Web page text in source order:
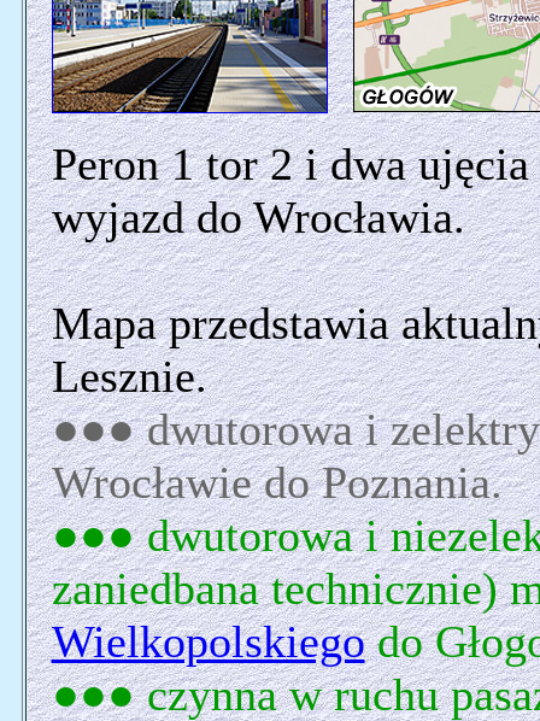
Peron 1 tor 2 i dwa
wyjazd do Wrocławia.
Mapa przedstawia
Lesznie.
●●● dwutorowa i
Wrocławie do Poznania.
●●● dwutorowa i
zaniedbana technicznie)
Wielkopolskiegodo
●●● czynna w ruchu